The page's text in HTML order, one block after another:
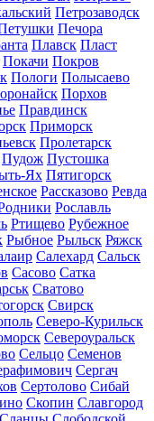
Петрозаводск
Печора
Плавск Пласт
Покачи Покров
Пологи Полысаево
Порхов
Правдинск
Приморск
Пролетарск
Пудож Пустошка
Ях Пятигорск
Рассказово Ревда
Рославль
Ртищево Рубежное
Рыбное Рыльск Ряжск
Салехард Сальск
Сасово Сатка
Сватово
Свирск
Северо-Курильск
Североуральск
Сельцо Семенов
Сергач
Сертолово Сибай
Скопин Славгород